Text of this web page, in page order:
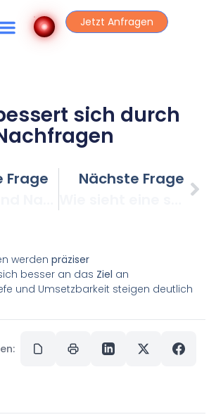
Jetzt Anfragen
sich durch
Frage
Nächste Frage
werden präziser
besser an das Ziel an
und Umsetzbarkeit steigen deutlich